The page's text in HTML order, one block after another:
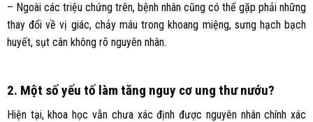
– Ngoài các triệu chứng trên, bệnh nhân cũng có thể gặp phải những
thay đổi về vị giác, chảy máu trong khoang miệng, sưng hạch bạch
huyết, sụt cân không rõ nguyên nhân.
2. Một số yếu tố làm tăng nguy cơ ung thư nướu?
Hiện tại, khoa học vẫn chưa xác định được nguyên nhân chính xác